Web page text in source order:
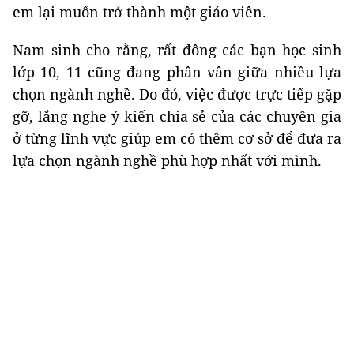
em lại muốn trở thành một giáo viên.
Nam sinh cho rằng, rất đông các bạn học sinh
lớp 10, 11 cũng đang phân vân giữa nhiều lựa
chọn ngành nghề. Do đó, việc được trực tiếp gặp
gỡ, lắng nghe ý kiến chia sẻ của các chuyên gia
ở từng lĩnh vực giúp em có thêm cơ sở để đưa ra
lựa chọn ngành nghề phù hợp nhất với mình.